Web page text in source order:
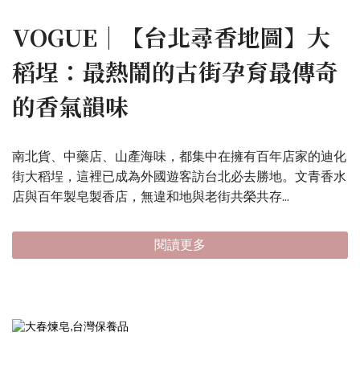
VOGUE｜【台北尋香地圖】大
稻埕：最熱鬧的古街孕育最傳奇
的香氣韻味
南北貨、中藥店、山產海味，都集中在擁有百年店家的迪化
街大稻埕，這裡已成為外國遊客訪台北必去勝地。文青香水
店與百年製皂製香店，無違和地與老街共榮共存...
閱讀更多